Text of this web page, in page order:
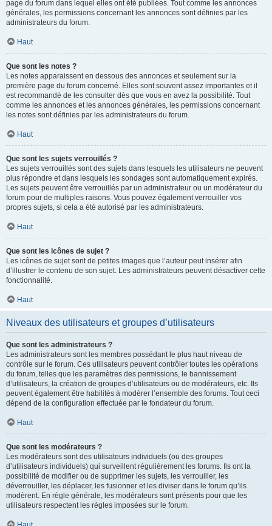
page du forum dans lequel elles ont été publiées. Tout comme les annonces
générales, les permissions concernant les annonces sont définies par les
administrateurs du forum.
Haut
Que sont les notes ?
Les notes apparaissent en dessous des annonces et seulement sur la
première page du forum concerné. Elles sont souvent assez importantes et il
est recommandé de les consulter dès que vous en avez la possibilité. Tout
comme les annonces et les annonces générales, les permissions concernant
les notes sont définies par les administrateurs du forum.
Haut
Que sont les sujets verrouillés ?
Les sujets verrouillés sont des sujets dans lesquels les utilisateurs ne peuvent
plus répondre et dans lesquels les sondages sont automatiquement expirés.
Les sujets peuvent être verrouillés par un administrateur ou un modérateur du
forum pour de multiples raisons. Vous pouvez également verrouiller vos
propres sujets, si cela a été autorisé par les administrateurs.
Haut
Que sont les icônes de sujet ?
Les icônes de sujet sont de petites images que l’auteur peut insérer afin
d’illustrer le contenu de son sujet. Les administrateurs peuvent désactiver cette
fonctionnalité.
Haut
Niveaux des utilisateurs et groupes d’utilisateurs
Que sont les administrateurs ?
Les administrateurs sont les membres possédant le plus haut niveau de
contrôle sur le forum. Ces utilisateurs peuvent contrôler toutes les opérations
du forum, telles que les paramètres des permissions, le bannissement
d’utilisateurs, la création de groupes d’utilisateurs ou de modérateurs, etc. Ils
peuvent également être habilités à modérer l’ensemble des forums. Tout ceci
dépend de la configuration effectuée par le fondateur du forum.
Haut
Que sont les modérateurs ?
Les modérateurs sont des utilisateurs individuels (ou des groupes
d’utilisateurs individuels) qui surveillent régulièrement les forums. Ils ont la
possibilité de modifier ou de supprimer les sujets, les verrouiller, les
déverrouiller, les déplacer, les fusionner et les diviser dans le forum qu’ils
modèrent. En règle générale, les modérateurs sont présents pour que les
utilisateurs respectent les règles imposées sur le forum.